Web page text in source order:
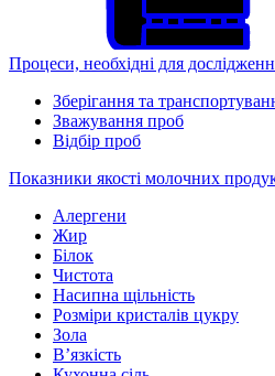
Процеси, необхідні для
Зберігання та
Зважування проб
Відбір проб
Показники якості молочних
Алергени
Жир
Білок
Чистота
Насипна щільність
Розміри кристалів цукру
Зола
В’язкість